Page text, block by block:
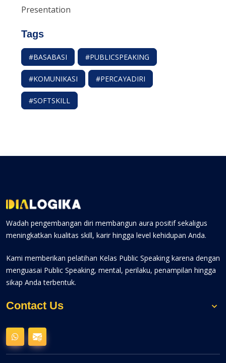
Presentation
Tags
#BASABASI #PUBLICSPEAKING
#KOMUNIKASI #PERCAYADIRI
#SOFTSKILL
Wadah pengembangan diri membangun aura positif sekaligus
meningkatkan kualitas skill, karir hingga level kehidupan Anda.
Kami memberikan pelatihan Kelas Public Speaking karena dengan
menguasai Public Speaking, mental, perilaku, penampilan hingga
sikap Anda terbentuk.
Contact Us